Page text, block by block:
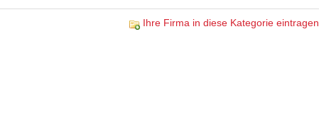
Ihre Firma in diese Kategorie eintragen